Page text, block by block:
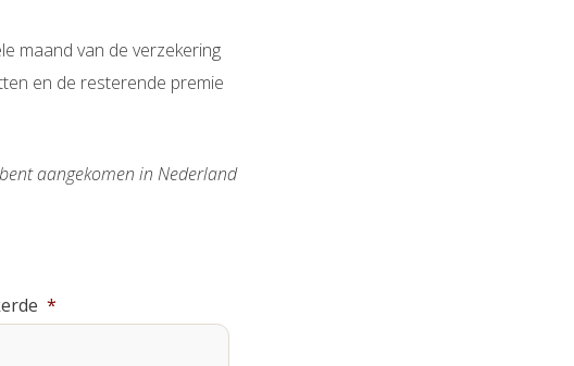
maand van de verzekering
en de resterende premie
aangekomen in Nederland
*